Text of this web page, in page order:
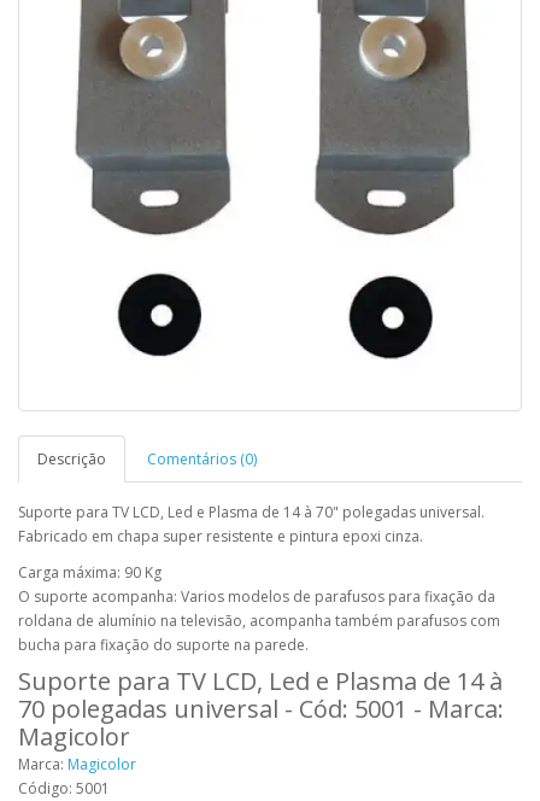
Descrição Comentários (0)
Suporte para TV LCD, Led e Plasma de 14 à 70" polegadas universal.
Fabricado em chapa super resistente e pintura epoxi cinza.
Carga máxima: 90 Kg
O suporte acompanha: Varios modelos de parafusos para fixação da
roldana de alumínio na televisão, acompanha também parafusos com
bucha para fixação do suporte na parede.
Suporte para TV LCD, Led e Plasma de 14 à
70 polegadas universal - Cód: 5001 - Marca:
Magicolor
Marca: Magicolor
Código: 5001